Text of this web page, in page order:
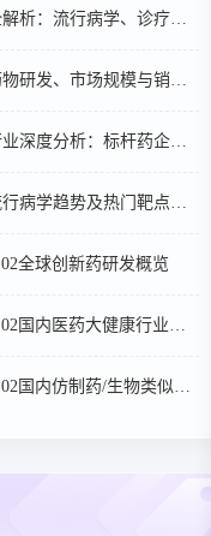
行病学、诊疗及医保政策梳理
市场规模与销售趋势全解析
：标杆药企案例与技术迭代研判
及热门靶点药物市场表现洞察
全球创新药研发概览
药大健康行业政策法规汇总
药/生物类似物申报/审批数据分析